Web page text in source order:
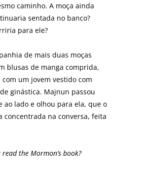
caminho. A moça ainda
sentada no banco?
para ele?
de mais duas moças
blusas de manga comprida,
com um jovem vestido com
ginástica. Majnun passou
ao lado e olhou para ela, que o
concentrada na conversa, feita
read the Mormon’s book?